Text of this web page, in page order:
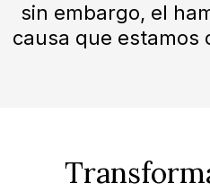
sin embargo, el
causa que estamos